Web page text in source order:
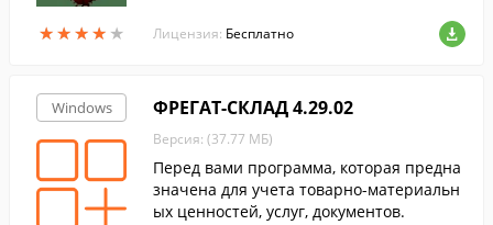
★★★★ ★
★★★★ ★ Лицензия: Бесплатно
Windows ФРЕГАТ-СКЛАД 4.29.02
Версия: (37.77 МБ)
Перед вами программа, которая предна
значена для учета товарно-материальн
ых ценностей, услуг, документов.